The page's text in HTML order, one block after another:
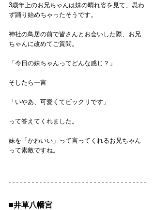
3歳年上のお兄ちゃんは妹の晴れ姿を見て、思わ
ず踊り始めちゃったそうです。
神社の鳥居の前で皆さんとお会いした際、お兄
ちゃんに改めてご質問。
「今日の妹ちゃんってどんな感じ？」
そしたら一言
「いやあ、可愛くてビックリです」
って答えてくれました。
妹を「かわいい」って言ってくれるお兄ちゃん
って素敵ですね。
■井草八幡宮